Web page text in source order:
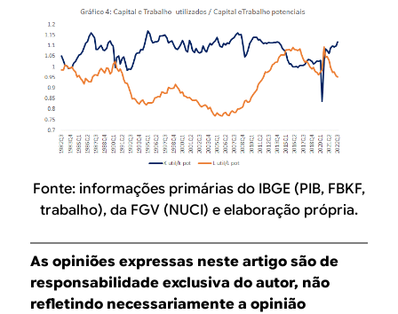
Fonte: informações primárias do IBGE (PIB, FBKF,
trabalho), da FGV (NUCI) e elaboração própria.
As opiniões expressas neste artigo são de
responsabilidade exclusiva do autor, não
refletindo necessariamente a opinião